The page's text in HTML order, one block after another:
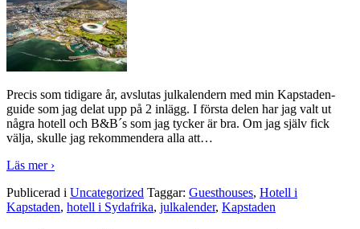
Precis som tidigare år, avslutas julkalendern med min Kapstaden-
guide som jag delat upp på 2 inlägg. I första delen har jag valt ut
några hotell och B&B´s som jag tycker är bra. Om jag själv fick
välja, skulle jag rekommendera alla att…
Läs mer ›
Publicerad i Uncategorized Taggar: Guesthouses, Hotell i
Kapstaden, hotell i Sydafrika, julkalender, Kapstaden